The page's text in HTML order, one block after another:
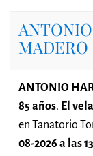
MADERO
ANTONIO
85 años. El
en Tanatorio
08-2026 a las